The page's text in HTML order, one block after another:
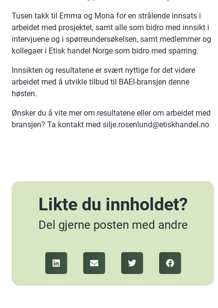
Tusen takk til Emma og Mona for en strålende innsats i
arbeidet med prosjektet, samt alle som bidro med innsikt i
intervjuene og i spørreundersøkelsen, samt medlemmer og
kollegaer i Etisk handel Norge som bidro med sparring.
Innsikten og resultatene er svært nyttige for det videre
arbeidet med å utvikle tilbud til BAEI-bransjen denne
høsten.
Ønsker du å vite mer om resultatene eller om arbeidet med
bransjen? Ta kontakt med silje.rosenlund@etiskhandel.no
Likte du innholdet?
Del gjerne posten med andre